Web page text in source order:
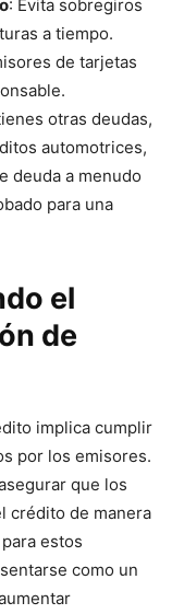
: Evita sobregiros
a tiempo.
de tarjetas
otras deudas,
automotrices,
deuda a menudo
para una
el
de
implica cumplir
por los emisores.
que los
crédito de manera
estos
como un